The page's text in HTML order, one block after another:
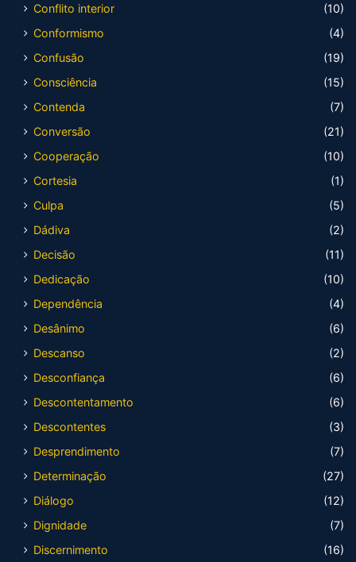
Conflito interior
(10)
Conformismo
(4)
Confusão
(19)
Consciência
(15)
Contenda
(7)
Conversão
(21)
Cooperação
(10)
Cortesia
(1)
Culpa
(5)
Dádiva
(2)
Decisão
(11)
Dedicação
(10)
Dependência
(4)
Desânimo
(6)
Descanso
(2)
Desconfiança
(6)
Descontentamento
(6)
Descontentes
(3)
Desprendimento
(7)
Determinação
(27)
Diálogo
(12)
Dignidade
(7)
Discernimento
(16)